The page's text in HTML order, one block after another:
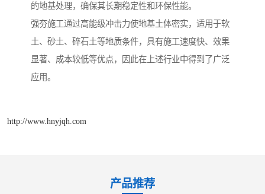
的地基处理，确保其长期稳定性和环保性能。
强夯施工通过高能级冲击力使地基土体密实，适用于软
土、砂土、碎石土等地质条件，具有施工速度快、效果
显著、成本较低等优点，因此在上述行业中得到了广泛
应用。
http://www.hnyjqh.com
产品推荐